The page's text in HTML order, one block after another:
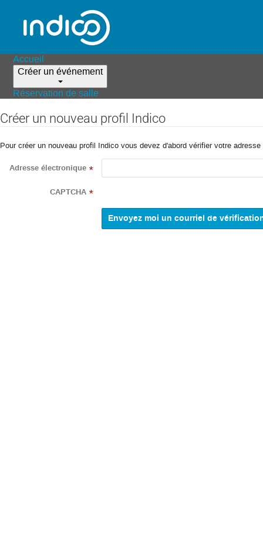
Accueil
Créer un événement
Réservation de salle
Créer un nouveau profil Indico
Pour créer un nouveau profil Indico vous devez d'abord vérifier votre
Adresse électronique *
CAPTCHA *